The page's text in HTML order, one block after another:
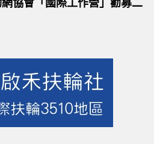
協會「國際工作營」勸募二